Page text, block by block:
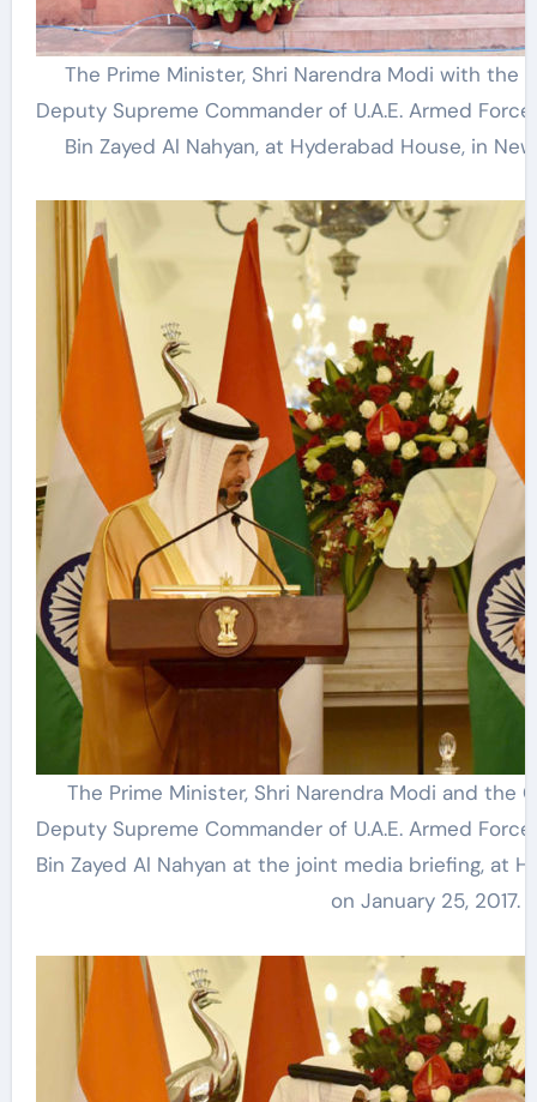
The Prime Minister, Shri Narendra Modi with the
Deputy Supreme Commander of U.A.E. Armed
Bin Zayed Al Nahyan, at Hyderabad House, in
The Prime Minister, Shri Narendra Modi and the
Deputy Supreme Commander of U.A.E. Armed
Bin Zayed Al Nahyan at the joint media briefing, at
on January 25, 2017.